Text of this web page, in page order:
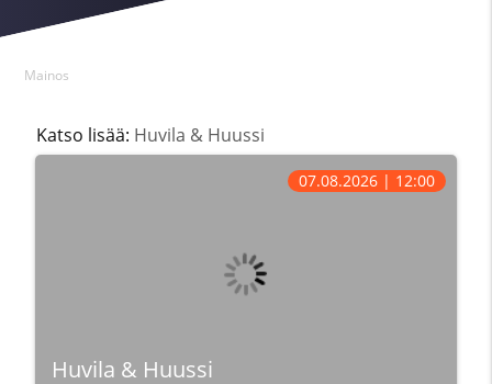
Mainos
Katso lisää: Huvila & Huussi
Huvila & Huussi
07.08.2026 | 12:00